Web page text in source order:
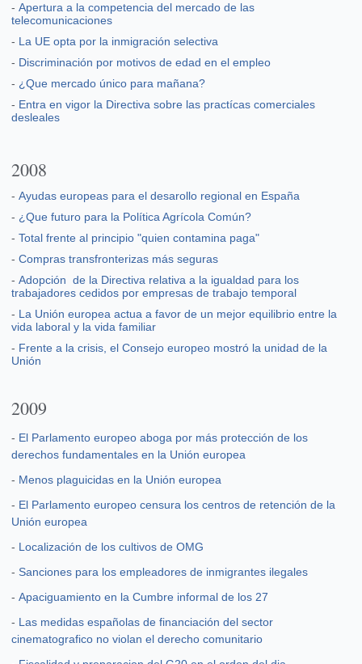
-Apertura a la competencia del mercado de las
telecomunicaciones
- La UE opta por la inmigración selectiva
- Discriminación por motivos de edad en el empleo
- ¿Que mercado único para mañana?
- Entra en vigor la Directiva sobre las practícas comerciales
desleales
2008
-Ayudas europeas para el desarollo regional en España
- ¿Que futuro para la Política Agrícola Común?
-Total frente al principio "quien contamina paga"
-Compras transfronterizas más seguras
-Adopción de la Directiva relativa a la igualdad para los
trabajadores cedidos por empresas de trabajo temporal
- La Unión europea actua a favor de un mejor equilibrio entre la
vida laboral y la vida familiar
- Frente a la crisis, el Consejo europeo mostró la unidad de la
Unión
2009
- El Parlamento europeo aboga por más protección de los
derechos fundamentales en la Unión europea
- Menos plaguicidas en la Unión europea
- El Parlamento europeo censura los centros de retención de la
Unión europea
- Localización de los cultivos de OMG
- Sanciones para los empleadores de inmigrantes ilegales
-Apaciguamiento en la Cumbre informal de los 27
- Las medidas españolas de financiación del sector
cinematografico no violan el derecho comunitario